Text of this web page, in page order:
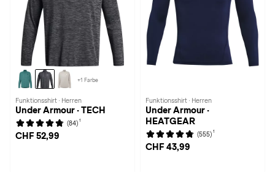
+1 Farbe
Funktionsshirt · Herren
Under Armour · TECH
(84) 1
CHF 52,99
Funktionsshirt · Herren
Under Armour ·
HEATGEAR
(555) 1
CHF 43,99